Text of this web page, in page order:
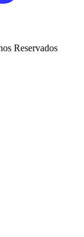
Reservados